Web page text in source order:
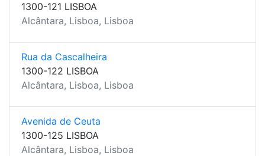
1300-121 LISBOA
Alcântara, Lisboa, Lisboa
Rua da Cascalheira
1300-122 LISBOA
Alcântara, Lisboa, Lisboa
Avenida de Ceuta
1300-125 LISBOA
Alcântara, Lisboa, Lisboa